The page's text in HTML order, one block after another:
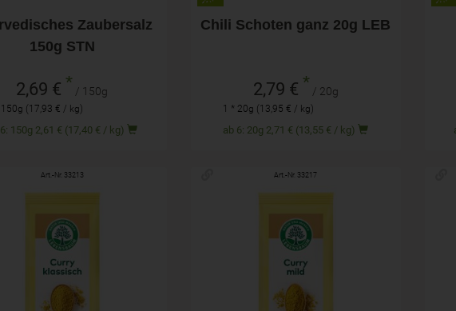
Zaubersalz
150g STN
2,69 € * / 150g
(17,93 € / kg)
ab 6: 150g 2,61 € (17,40 € / kg)
Chili Schoten ganz 20g LEB
2,79 € * / 20g
1 * 20g (13,95 € / kg)
ab 6: 20g 2,71 € (13,55 € / kg)
Art.-Nr. 33213
50g
3,49€
Art.-Nr. 33217
50g
€